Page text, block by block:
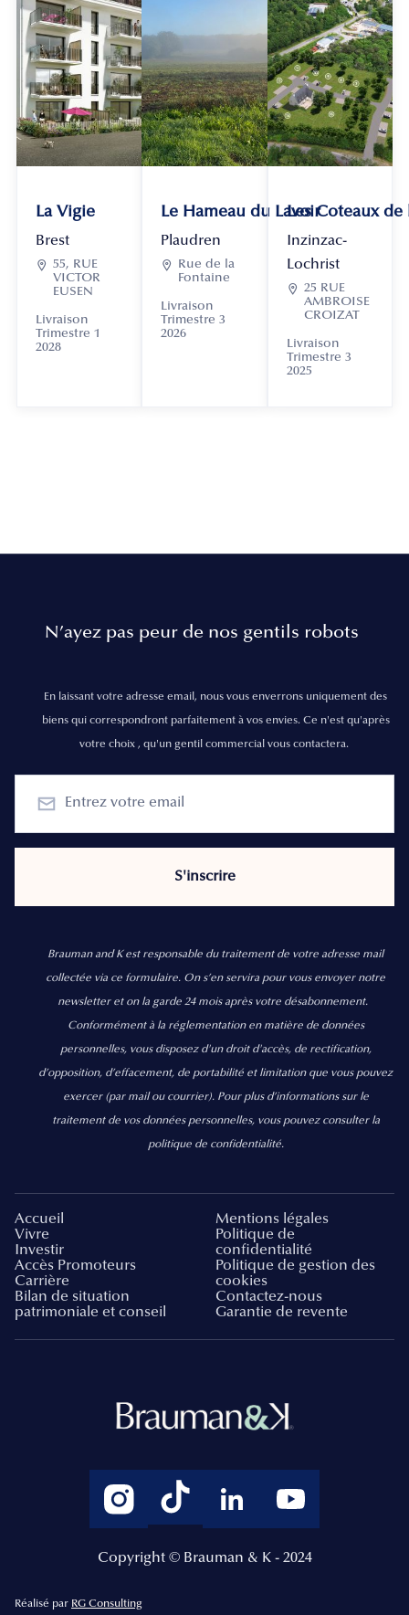
La Vigie
Brest
 55, RUE
VICTOR
EUSEN
Livraison
Trimestre 1
2028
Le Hameau du Lavoir
Plaudren

Rue de la
Fontaine
Livraison
Trimestre 3
2026
Les Coteaux
Inzinzac-
Lochrist
 25 RUE
AMBROISE
CROIZAT
Livraison
Trimestre 3
2025
N’ayez pas peur de nos gentils robots
En laissant votre adresse email, nous vous enverrons uniquement des
biens qui correspondront parfaitement à vos envies. Ce n'est qu'après
votre choix , qu'un gentil commercial vous contactera.
Brauman and K est responsable du traitement de votre adresse mail
collectée via ce formulaire. On s’en servira pour vous envoyer notre
newsletter et on la garde 24 mois après votre désabonnement.
Conformément à la réglementation en matière de données
personnelles, vous disposez d'un droit d'accès, de rectification,
d’opposition, d’effacement, de portabilité et limitation que vous pouvez
exercer (par mail ou courrier). Pour plus d’informations sur le
traitement de vos données personnelles, vous pouvez consulter la
politique de confidentialité.
Accueil
Vivre
Investir
Accès Promoteurs
Carrière
Bilan de situation
patrimoniale et conseil
Mentions légales
Politique de
confidentialité
Politique de gestion des
cookies
Contactez-nous
Garantie de revente
Copyright © Brauman & K - 2024
Réalisé par RG Consulting